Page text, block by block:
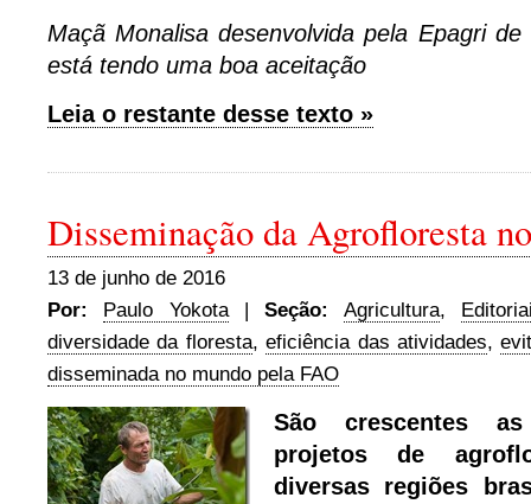
Maçã Monalisa desenvolvida pela Epagri
está tendo uma boa aceitação
Leia o restante desse texto »
Disseminação da Agrofloresta
13 de junho de 2016
Por:
Paulo Yokota|Seção: Agricultura,
diversidade da floresta,eficiência das atividades,
disseminada no mundo pela FAO
São crescentes
projetos de
diversas regiões